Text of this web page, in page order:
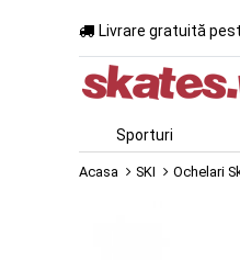
Livrare gratuită
Sporturi
Acasa SKI Ochelari